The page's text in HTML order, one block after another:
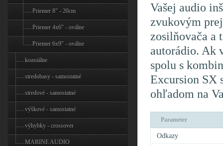
Vašej audio
zvukovým
zosilňovača a
autorádio. Ak
spolu s
Excursion SX
ohľadom na
Parameter
Odkazy
Priemer 8" - 20cm
Priemer 4x6" - oválne
Priemer 6x9" - oválne
koaxiálne
stredobasy - samostatné
stredové - samostatné
výškové - samostatné
výhybky - crossover
MARINE AUDIO